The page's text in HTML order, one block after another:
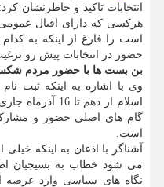
انتخابات تاكید و خاطرنشان
هركسی كه دارای اقبال
است را فارغ از اینكه به
حضور در انتخابات پیش رو
بن بست ها با حضور مردم
وی با اشاره به اینكه ثبت
اسلام از دهم
گام های اصلی حضور و مشاركت
است.
آشناگر با اذعان به اینكه
می شود خطاب به بسیجیان
نگاه های سیاسی وارد عرصه